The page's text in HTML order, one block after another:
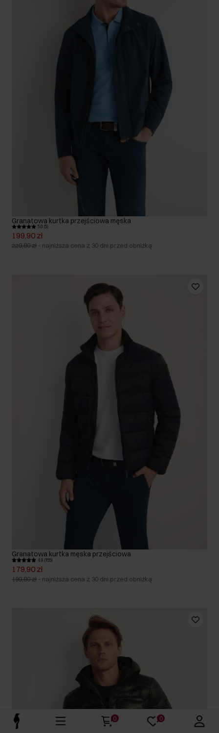
Granatowa kurtka przejściowa męska
5.0 (5)
199,90 zł
229,90 zł - najniższa cena z 30 dni przed obniżką
Granatowa kurtka męska przejściowa
4.9 (155)
179,90 zł
199,90 zł - najniższa cena z 30 dni przed obniżką
0 0